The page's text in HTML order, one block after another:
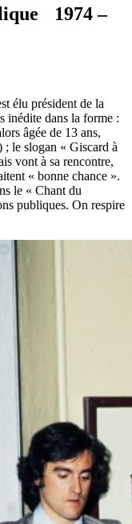
1974 –
élu président de la
inédite dans la forme :
âgée de 13 ans,
; le slogan « Giscard à
vont à sa rencontre,
« bonne chance ».
le « Chant du
publiques. On respire